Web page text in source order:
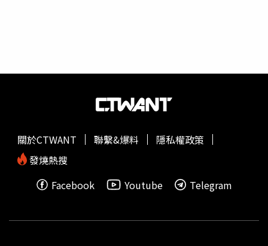
本較高，我養沒問題，但沒有雞給我養，所以當然就沒有雞
蛋就覺得很好了，以前雞蛋產量是最高可以到9成」，至於
缺蛋問題何時會減緩？蛋農無奈表示，「現在要等到有種雞
可養，再把雞養到生蛋，至少得花上13個月，目前仍看不到
盡頭」，蛋農認為，重點是目前要有穩定來源比較困難，且
缺雞的情況馬上就要發生了。
關於CTWANT 聯繫&爆料
隱私權政策
發燒熱搜
Facebook
Youtube Telegram